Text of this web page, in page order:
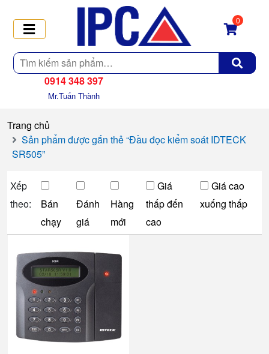
Tìm
kiếm
0
0914 348 397
Mr.Tuấn Thành
Trang chủ
Sản phẩm được gắn thẻ “Đầu đọc kiểm soát IDTECK
SR505”
Xếp
theo:
Bán
chạy
Đánh
giá
Hàng
mới
Giá
thấp đến
cao
Giá cao
xuống thấp